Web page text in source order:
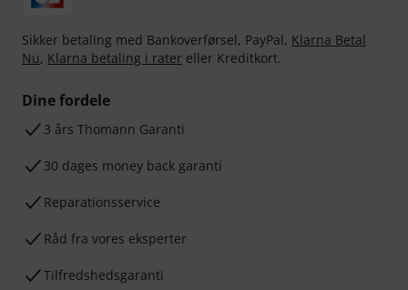
Sikker betaling med Bankoverførsel, PayPal, Klarna Betal
Nu, Klarna betaling i rater eller Kreditkort.
Dine fordele
3 års Thomann Garanti
30 dages money back garanti
Reparationsservice
Råd fra vores eksperter
Tilfredshedsgaranti